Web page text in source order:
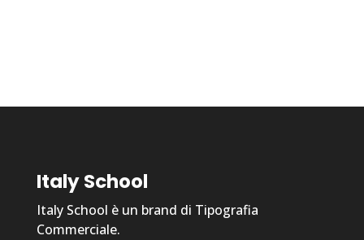
Italy School
Italy School è un brand di Tipografia
Commerciale.